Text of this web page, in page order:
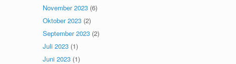
November 2023 (6)
Oktober 2023 (2)
September 2023 (2)
Juli 2023 (1)
Juni 2023 (1)